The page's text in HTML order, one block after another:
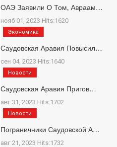
ОАЭ Заявили О Том, Авраам…
нояб 01, 2023 Hits:1620
Саудовская Аравия Повысил…
сен 04, 2023 Hits:1640
Экономика
Саудовская Аравия Пригов…
авг 31, 2023 Hits:1702
Новости
Пограничники Саудовской А…
авг 21, 2023 Hits:1732
Новости